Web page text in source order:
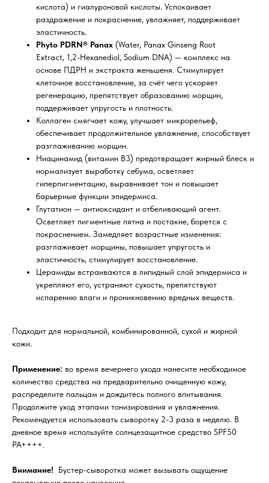
кислота) и гиалуроновой кислоты. Успокаивает
раздражение и покраснение, увлажняет, поддерживает
эластичность.
Phyto PDRN® Panax (Water, Panax Ginseng Root
Extract, 1,2-Hexanediol, Sodium DNA) — комплекс на
основе ПДРН и экстракта женьшеня. Стимулирует
клеточное восстановление, за счёт чего ускоряет
регенерацию, препятствует образованию морщин,
поддерживает упругость и плотность.
Коллаген смягчает кожу, улучшает микрорельеф,
обеспечивает продолжительное увлажнение, способствует
разглаживанию морщин.
Ниацинамид (витамин B3) предотвращает жирный блеск и
нормализует выработку себума, осветляет
гиперпигментацию, выравнивает тон и повышает
барьерные функции эпидермиса.
Глутатион — антиоксидант и отбеливающий агент.
Осветляет пигментные пятна и постакне, борется с
покраснением. Замедляет возрастные изменения:
разглаживает морщины, повышает упругость и
эластичность, стимулирует восстановление.
Церамиды встраиваются в липидный слой эпидермиса и
укрепляют его, устраняют сухость, препятствуют
испарению влаги и проникновению вредных веществ.
Подходит для нормальной, комбинированной, сухой и жирной
кожи.
Применение: во время вечернего ухода нанесите необходимое
количество средства на предварительно очищенную кожу,
распределите пальцам и дождитесь полного впитывания.
Продолжите уход этапами тонизирования и увлажнения.
Рекомендуется использовать сыворотку 2-3 раза в неделю. В
дневное время используйте солнцезащитное средство SPF50
PA++++.
Внимание! Бустер-сыворотка может вызывать ощущение